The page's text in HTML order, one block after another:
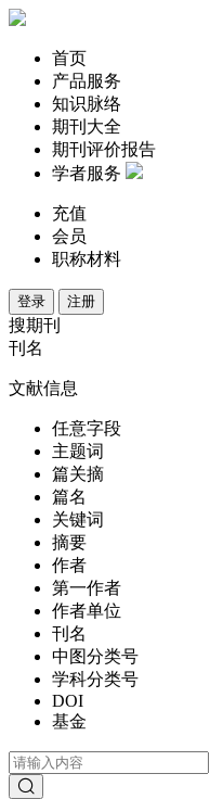
首页
产品服务
知识脉络
期刊大全
期刊评价报告
学者服务
充值
会员
职称材料
登录 注册
搜期刊
刊名
文献信息
任意字段
主题词
篇关摘
篇名
关键词
摘要
作者
第一作者
作者单位
刊名
中图分类号
学科分类号
DOI
基金